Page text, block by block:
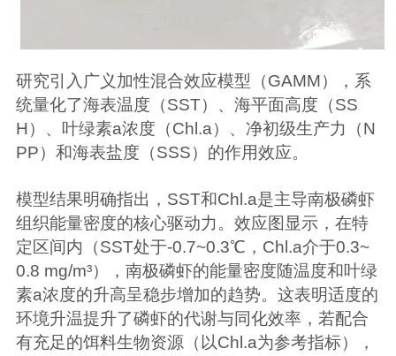
研究引入广义加性混合效应模型（GAMM），系
统量化了海表温度（SST）、海平面高度（SS
H）、叶绿素a浓度（Chl.a）、净初级生产力（N
PP）和海表盐度（SSS）的作用效应。
模型结果明确指出，SST和Chl.a是主导南极磷虾
组织能量密度的核心驱动力。效应图显示，在特
定区间内（SST处于-0.7~0.3℃，Chl.a介于0.3~
0.8 mg/m³），南极磷虾的能量密度随温度和叶绿
素a浓度的升高呈稳步增加的趋势。这表明适度的
环境升温提升了磷虾的代谢与同化效率，若配合
有充足的饵料生物资源（以Chl.a为参考指标），